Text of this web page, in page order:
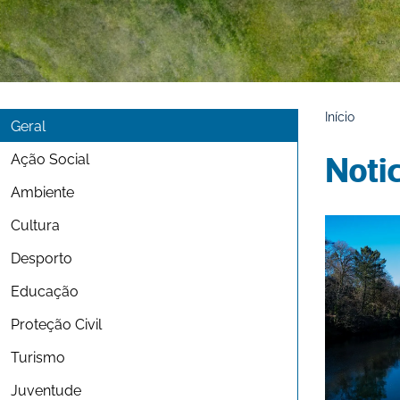
Geral
Ação Social
Ambiente
Cultura
Desporto
Educação
Proteção Civil
Turismo
Juventude
Início